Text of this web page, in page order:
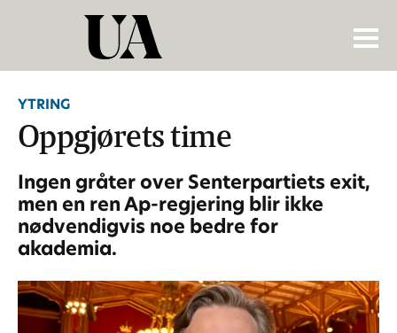
YTRING
Oppgjørets time
Ingen gråter over Senterpartiets exit,
men en ren Ap-regjering blir ikke
nødvendigvis noe bedre for
akademia.